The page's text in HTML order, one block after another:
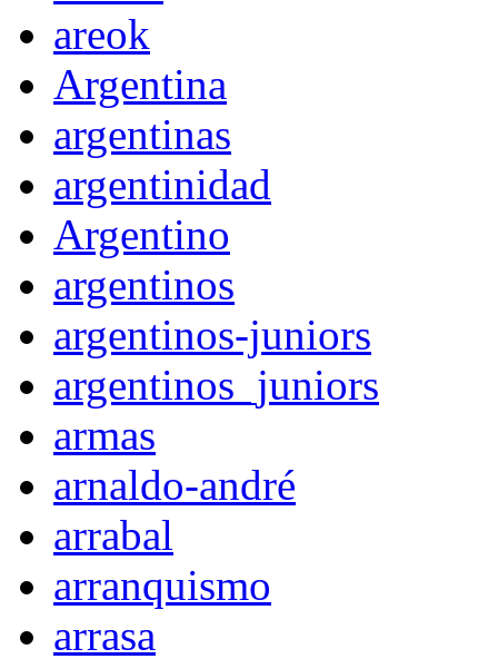
areok
Argentina
argentinas
argentinidad
Argentino
argentinos
argentinos-juniors
argentinos_juniors
armas
arnaldo-andré
arrabal
arranquismo
arrasa